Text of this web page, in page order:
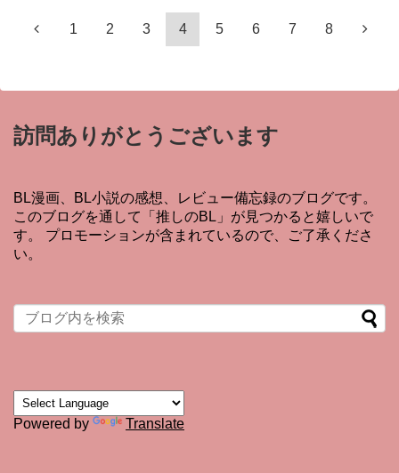
1 2 3 4 5 6 7 8
訪問ありがとうございます
BL漫画、BL小説の感想、レビュー備忘録のブログです。
このブログを通して「推しのBL」が見つかると嬉しいで
す。 プロモーションが含まれているので、ご了承くださ
い。
Powered by Translate